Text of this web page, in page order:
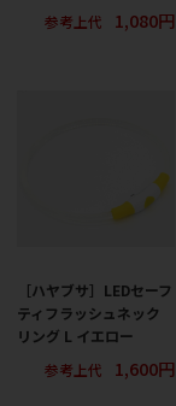
参考上代
1,080円
［ハヤブサ］LEDセーフ
ティフラッシュネック
リング L イエロー
参考上代
1,600円